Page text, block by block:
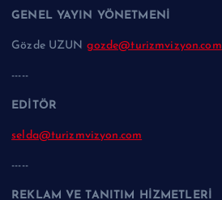
GENEL YAYIN YÖNETMENİ
Gözde UZUN gozde@turizmvizyon.com
-----
EDİTÖR
selda@turizmvizyon.com
-----
REKLAM VE TANITIM HİZMETLERİ